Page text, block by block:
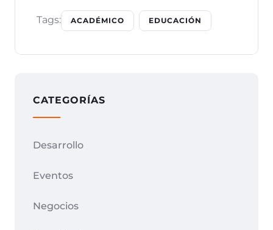
Tags: ACADÉMICO EDUCACIÓN
CATEGORÍAS
Desarrollo
Eventos
Negocios